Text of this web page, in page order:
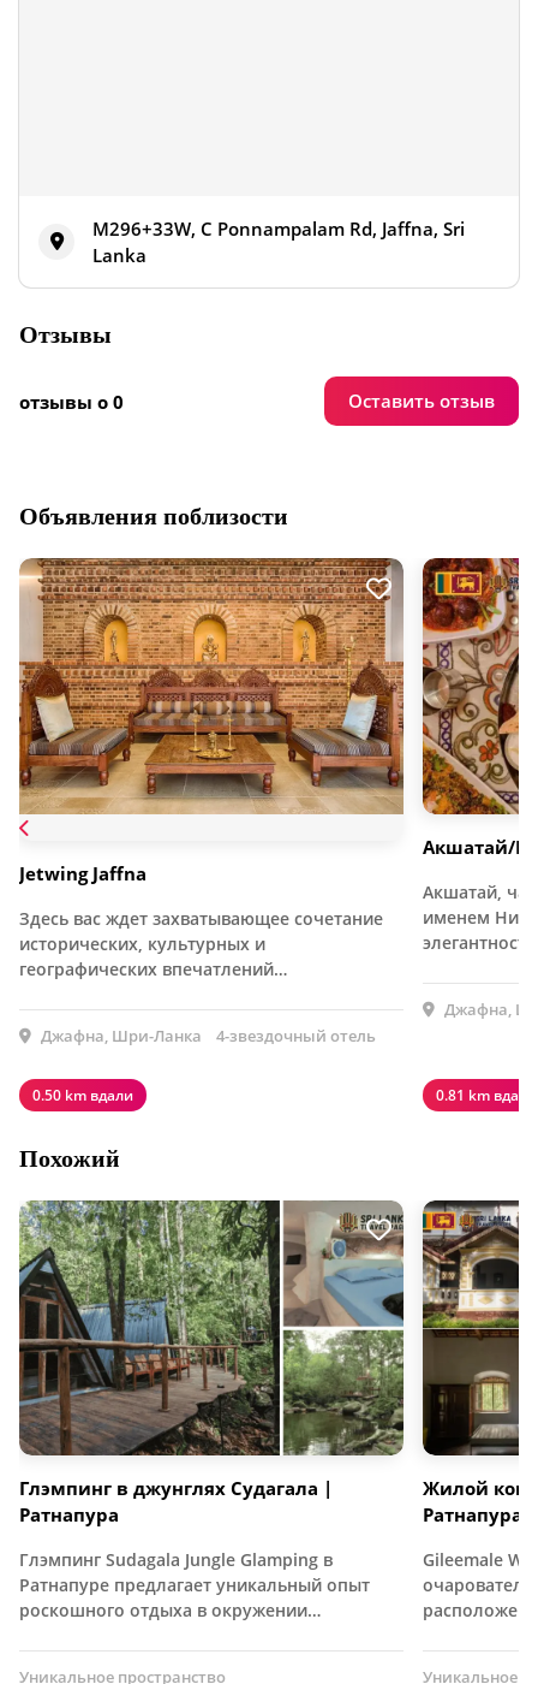
M296+33W, C Ponnampalam Rd, Jaffna, Sri
Lanka
Отзывы
отзывы о 0 Оставить отзыв
Объявления поблизости
Jetwing Jaffna
Здесь вас ждет захватывающее сочетание
исторических, культурных и
географических впечатлений…
Джафна, Шри-Ланка 4-звездочный отель
0.50 km вдали
Акшатай/
Акшатай,
именем
Джафна,
0.81 km вдали
Похожий
Глэмпинг в джунглях Судагала |
Ратнапура
Глэмпинг Sudagala Jungle Glamping в
Ратнапуре предлагает уникальный опыт
роскошного отдыха в окружении…
Уникальное пространство
Жилой
Ратнапура
Gileemale
Уникальное